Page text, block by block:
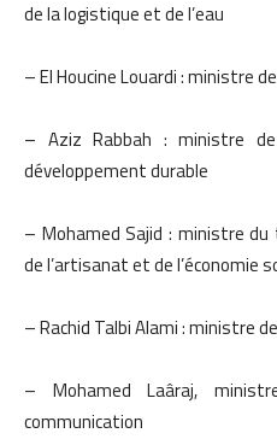
de la logistique et de l’eau
– El Houcine Louardi : ministre
– Aziz Rabbah : ministre
développement durable
– Mohamed Sajid : ministre
de l’artisanat et de l’économie
– Rachid Talbi Alami : ministre
– Mohamed Laâraj,
communication